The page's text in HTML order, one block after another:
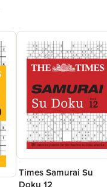
Times Samurai Su
Doku 12